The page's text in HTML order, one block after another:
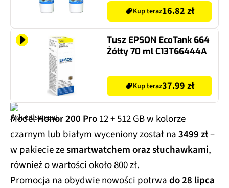
Kup teraz16.82 zł
Tusz EPSON EcoTank 664
Żółty 70 ml C13T66444A
Kup teraz37.99 zł
ModelHonor 200 Pro12 + 512 GB w kolorze
czarnym lub białym wyceniony został na3499 zł–
w pakiecie zesmartwatchem oraz słuchawkami,
również o wartości około 800 zł.
Promocja na obydwie nowości potrwado 28 lipca